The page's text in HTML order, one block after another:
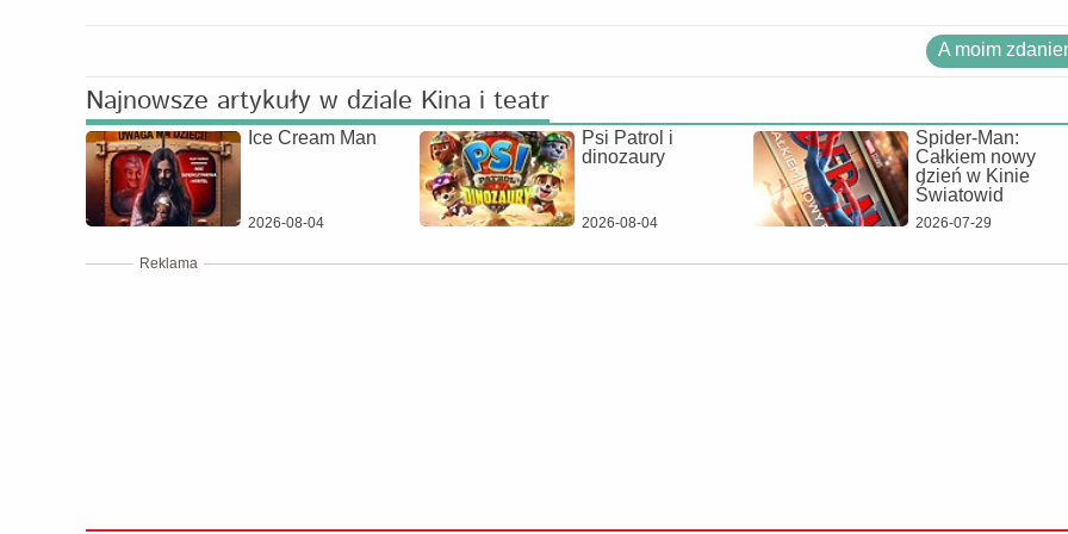
A moim
Najnowsze artykuły w dziale Kina i teatr
Ice Cream Man
2026-08-04
Psi Patrol i
dinozaury
2026-08-04
Spider-Man:
Całkiem nowy
dzień w Kinie
Światowid
2026-07-29
Reklama